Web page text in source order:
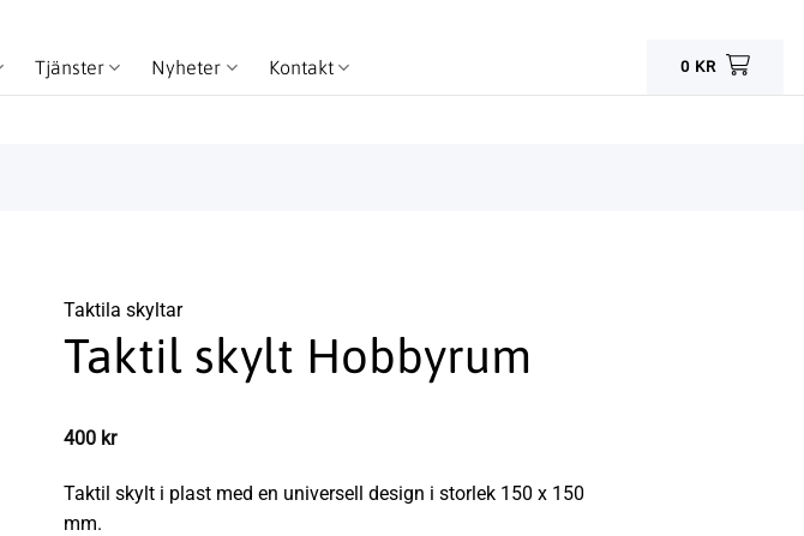
Tjänster Nyheter Kontakt 0 KR
Taktila skyltar
Taktil skylt Hobbyrum
400 kr
Taktil skylt i plast med en universell design i storlek 150 x 150
mm.